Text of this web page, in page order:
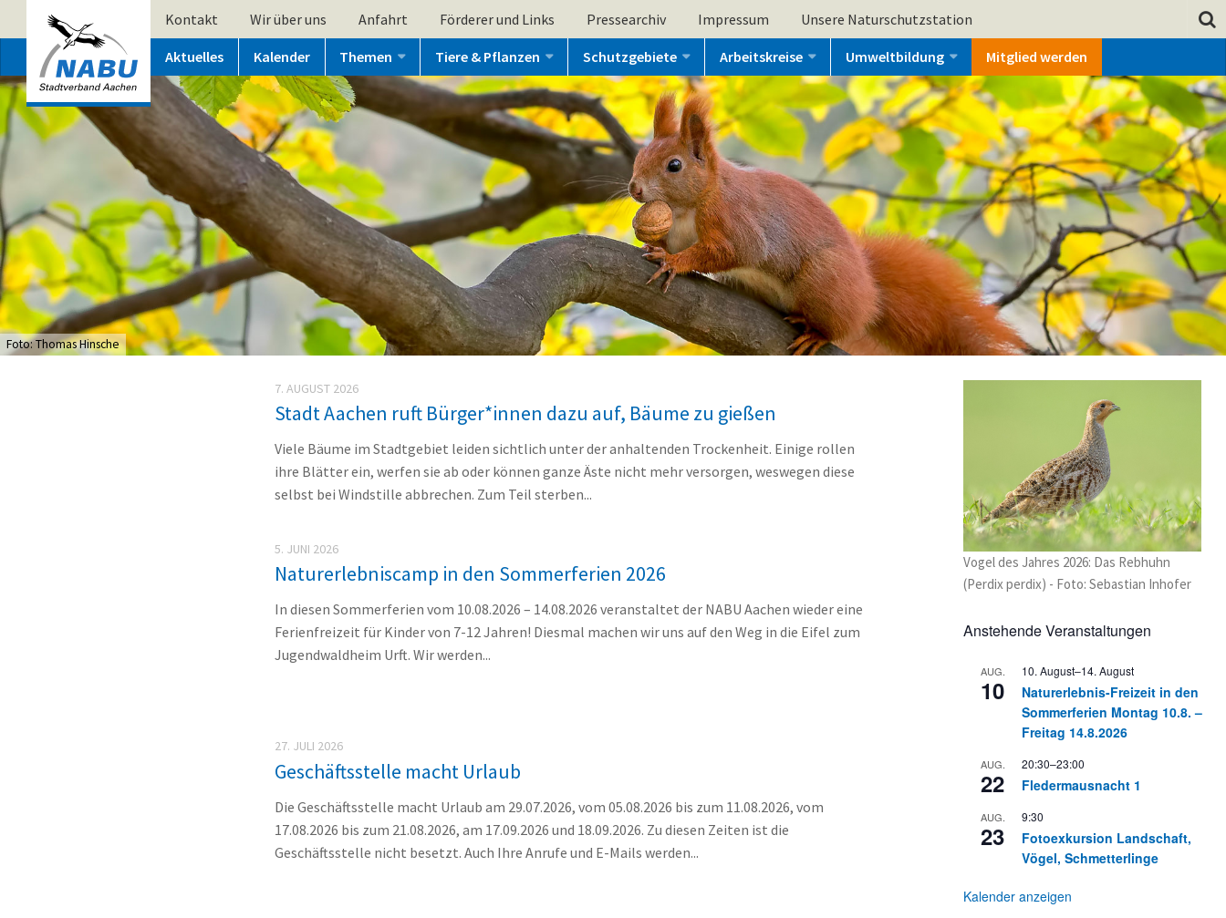
Kontakt Wir über uns Anfahrt Förderer und Links Pressearchiv Impressum Unsere Naturschutzstation
Aktuelles Kalender Themen Tiere & Pflanzen Schutzgebiete Arbeitskreise Umweltbildung Mitglied werden
Foto: Thomas Hinsche
7. AUGUST 2026
Stadt Aachen ruft Bürger*innen dazu auf, Bäume zu gießen
Viele Bäume im Stadtgebiet leiden sichtlich unter der anhaltenden Trockenheit. Einige rollen
ihre Blätter ein, werfen sie ab oder können ganze Äste nicht mehr versorgen, weswegen diese
selbst bei Windstille abbrechen. Zum Teil sterben...
5. JUNI 2026
Naturerlebniscamp in den Sommerferien 2026
In diesen Sommerferien vom 10.08.2026 – 14.08.2026 veranstaltet der NABU Aachen wieder eine
Ferienfreizeit für Kinder von 7-12 Jahren! Diesmal machen wir uns auf den Weg in die Eifel zum
Jugendwaldheim Urft. Wir werden...
27. JULI 2026
Geschäftsstelle macht Urlaub
Die Geschäftsstelle macht Urlaub am 29.07.2026, vom 05.08.2026 bis zum 11.08.2026, vom
17.08.2026 bis zum 21.08.2026, am 17.09.2026 und 18.09.2026. Zu diesen Zeiten ist die
Geschäftsstelle nicht besetzt. Auch Ihre Anrufe und E-Mails werden...
Vogel des Jahres 2026: Das Rebhuhn
(Perdix perdix) - Foto: Sebastian Inhofer
Anstehende Veranstaltungen
AUG.
10
10. August–14. August
Naturerlebnis-Freizeit in den
Sommerferien Montag 10.8. –
Freitag 14.8.2026
AUG.
22
20:30–23:00
Fledermausnacht 1
AUG.
23
9:30
Fotoexkursion Landschaft,
Vögel, Schmetterlinge
Kalender anzeigen